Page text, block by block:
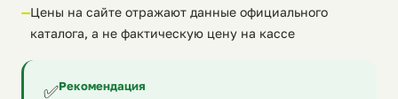
Цены на сайте отражают данные официального
каталога, а не фактическую цену на кассе
✅Рекомендация